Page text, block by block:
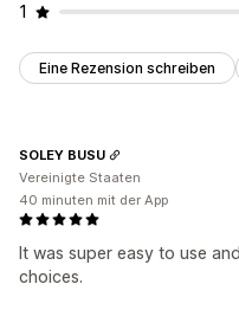
1
Eine Rezension schreiben
It was super easy to use
choices.
SOLEY BUSU
Vereinigte Staaten
40 minuten mit der App